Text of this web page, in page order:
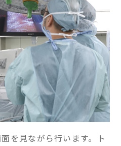
を見ながら行います。ト